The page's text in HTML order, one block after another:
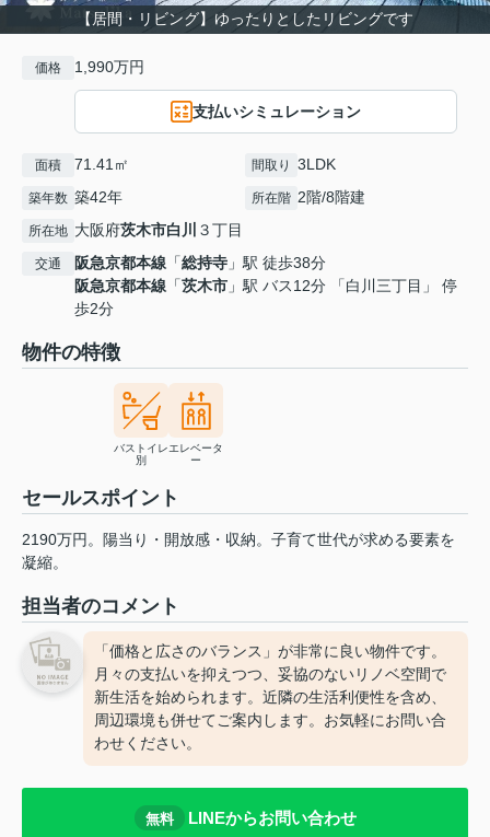
【居間・リビング】ゆったりとしたリビングです
価格 1,990万円
支払いシミュレーション
面積 71.41㎡ 間取り 3LDK
築年数 築42年 所在階 2階/8階建
所在地 大阪府茨木市白川 ３丁目
交通 阪急京都本線 「総持寺 」駅 徒歩38分
阪急京都本線 「茨木市 」駅 バス12分 「白川三丁目」 停
歩2分
物件の特徴
バストイレ
別
エレベータ
ー
セールスポイント
2190万円。陽当り・開放感・収納。子育て世代が求める要素を
凝縮。
担当者のコメント
「価格と広さのバランス」が非常に良い物件です。
月々の支払いを抑えつつ、妥協のないリノベ空間で
新生活を始められます。近隣の生活利便性を含め、
周辺環境も併せてご案内します。お気軽にお問い合
わせください。
無料 LINEからお問い合わせ